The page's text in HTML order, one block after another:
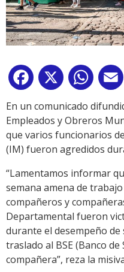
Facebook
X
En un comunicado
Empleados y Obreros
que varios funcionarios
(IM) fueron agredidos
“Lamentamos informar
semana amena de
compañeros y
Departamental fueron
durante el desempeño
traslado al BSE (Banco
compañera”, reza la